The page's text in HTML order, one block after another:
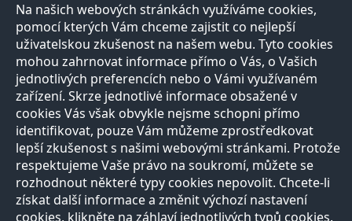
Na našich webových stránkách využíváme cookies,
pomocí kterých Vám chceme zajistit co nejlepší
uživatelskou zkušenost na našem webu. Tyto cookies
mohou zahrnovat informace přímo o Vás, o Vašich
jednotlivých preferencích nebo o Vámi využívaném
zařízení. Skrze jednotlivé informace obsažené v
cookies Vás však obvykle nejsme schopni přímo
identifikovat, pouze Vám můžeme zprostředkovat
lepší zkušenost s našimi webovými stránkami. Protože
respektujeme Vaše právo na soukromí, můžete se
rozhodnout některé typy cookies nepovolit. Chcete-li
získat další informace a změnit výchozí nastavení
cookies, klikněte na záhlaví jednotlivých typů cookies.